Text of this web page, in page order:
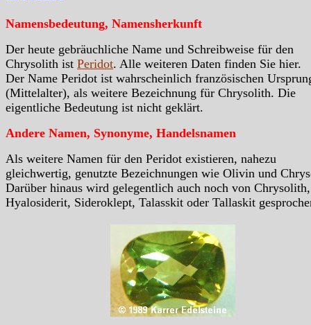
Namensbedeutung, Namensherkunft
Der heute gebräuchliche Name und Schreibweise für den
Chrysolith ist Peridot. Alle weiteren Daten finden Sie hier.
Der Name Peridot ist wahrscheinlich französischen
(Mittelalter), als weitere Bezeichnung für Chrysolith. Die
eigentliche Bedeutung ist nicht geklärt.
Andere Namen, Synonyme, Handelsnamen
Als weitere Namen für den Peridot existieren, nahezu
gleichwertig, genutzte Bezeichnungen wie Olivin und
Darüber hinaus wird gelegentlich auch noch von Chrysolith,
Hyalosiderit, Sideroklept, Talasskit oder Tallaskit